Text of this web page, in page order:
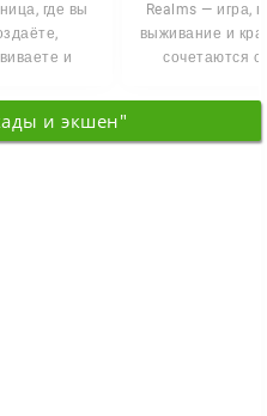
где вы
и
вашей
Realms — игра,
выживание и
сочетаются с
хоррором. Вы
и экшен"